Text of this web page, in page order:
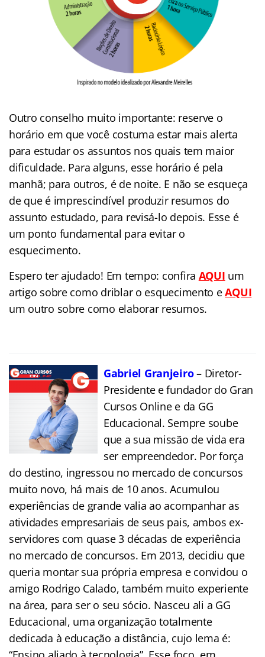
Outro conselho muito importante: reserve o
horário em que você costuma estar mais alerta
para estudar os assuntos nos quais tem maior
dificuldade. Para alguns, esse horário é pela
manhã; para outros, é de noite. E não se esqueça
de que é imprescindível produzir resumos do
assunto estudado, para revisá-lo depois. Esse é
um ponto fundamental para evitar o
esquecimento.
Espero ter ajudado! Em tempo: confira AQUI um
artigo sobre como driblar o esquecimento eAQUI
um outro sobre como elaborar resumos.
Gabriel Granjeiro– Diretor-
Presidente e fundador do Gran
Cursos Online e da GG
Educacional. Sempre soube
que a sua missão de vida era
ser empreendedor. Por força
do destino, ingressou no mercado de concursos
muito novo, há mais de 10 anos. Acumulou
experiências de grande valia ao acompanhar as
atividades empresariais de seus pais, ambos ex-
servidores com quase 3 décadas de experiência
no mercado de concursos. Em 2013, decidiu que
queria montar sua própria empresa e convidou o
amigo Rodrigo Calado, também muito experiente
na área, para ser o seu sócio. Nasceu ali a GG
Educacional, uma organização totalmente
dedicada à educação a distância, cujo lema é: